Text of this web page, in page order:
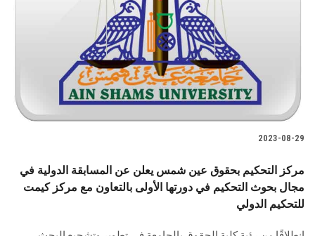
2023-08-29
مركز التحكيم بحقوق عين شمس يعلن عن المسابقة الدولية في
مجال بحوث التحكيم في دورتها الأولى بالتعاون مع مركز كيمت
للتحكيم الدولي